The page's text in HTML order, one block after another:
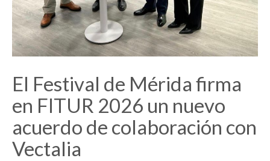
El Festival de Mérida firma
en FITUR 2026 un nuevo
acuerdo de colaboración con
Vectalia